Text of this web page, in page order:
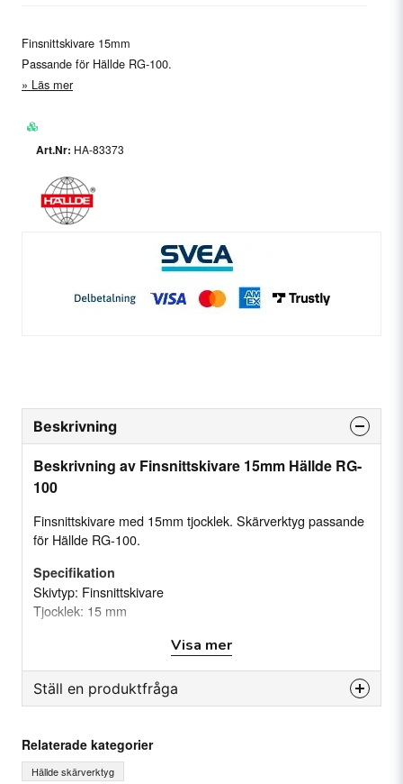
Finsnittskivare 15mm
Passande för Hällde RG-100.
Läs mer
HA-83373
Beskrivning
Beskrivning av Finsnittskivare 15mm Hällde RG-
100
Finsnittskivare med 15mm tjocklek. Skärverktyg passande
för Hällde RG-100.
Specifikation
Skivtyp: Finsnittskivare
Tjocklek: 15 mm
Visa mer
Ställ en produktfråga
Fråga oss något om denna produkten...
Relaterade kategorier
Hällde skärverktyg